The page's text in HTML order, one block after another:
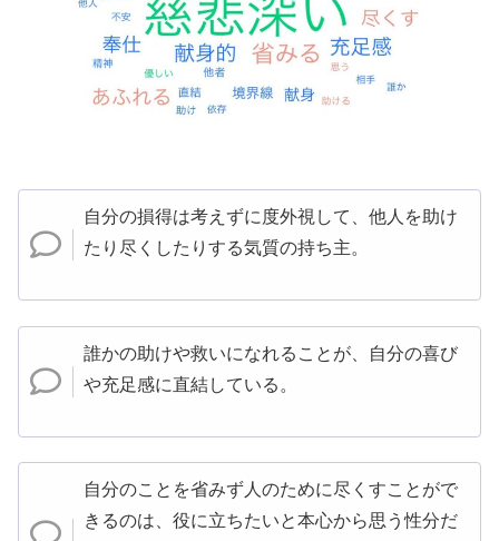
自分の損得は考えずに度外視して、他人を助け
たり尽くしたりする気質の持ち主。
誰かの助けや救いになれることが、自分の喜び
や充足感に直結している。
自分のことを省みず人のために尽くすことがで
きるのは、役に立ちたいと本心から思う性分だ